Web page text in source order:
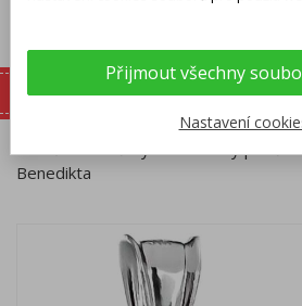
Domů Přívěsky
Stříbrný
Benedikta
Přijmout všechny
Nastavení